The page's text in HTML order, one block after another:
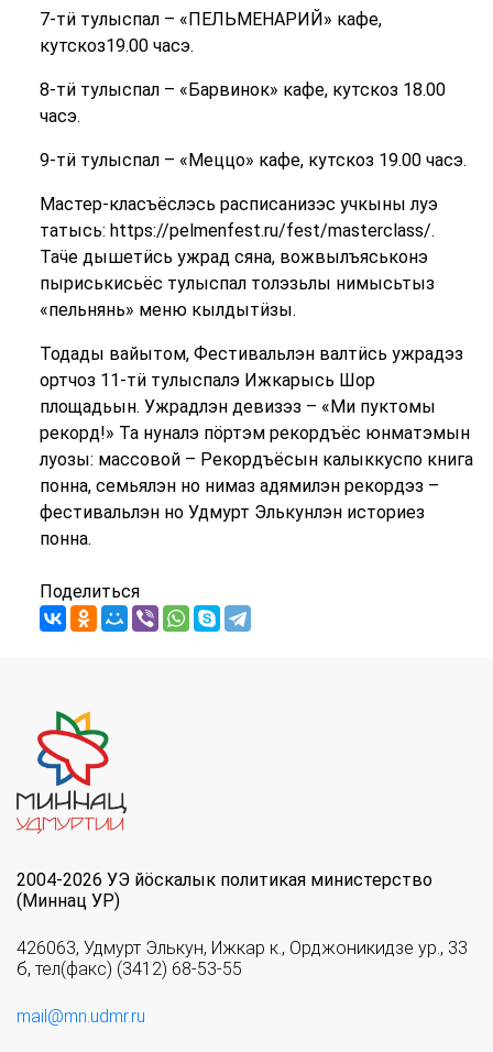
7-тӥ тулыспал – «ПЕЛЬМЕНАРИЙ» кафе,
кутскоз19.00 часэ.
8-тӥ тулыспал – «Барвинок» кафе, кутскоз 18.00
часэ.
9-тӥ тулыспал – «Меццо» кафе, кутскоз 19.00 часэ.
Мастер-класъёслэсь расписанизэс учкыны луэ
татысь: https://pelmenfest.ru/fest/masterclass/.
Таӵе дышетӥсь ужрад сяна, вожвылъяськонэ
пыриськисьёс тулыспал толэзьлы нимысьтыз
«пельнянь» меню кылдытӥзы.
Тодады вайытом, Фестивальлэн валтӥсь ужрадэз
ортчоз 11-тӥ тулыспалэ Ижкарысь Шор
площадьын. Ужрадлэн девизэз – «Ми пуктомы
рекорд!» Та нуналэ пӧртэм рекордъёс юнматэмын
луозы: массовой – Рекордъёсын калыккуспо книга
понна, семьялэн но нимаз адямилэн рекордэз –
фестивальлэн но Удмурт Элькунлэн историез
понна.
Поделиться
2004-2026 УЭ йöскалык политикая министерство
(Миннац УР)
426063, Удмурт Элькун, Ижкар к., Орджоникидзе ур., 33
б, тел(факс) (3412) 68-53-55
mail@mn.udmr.ru